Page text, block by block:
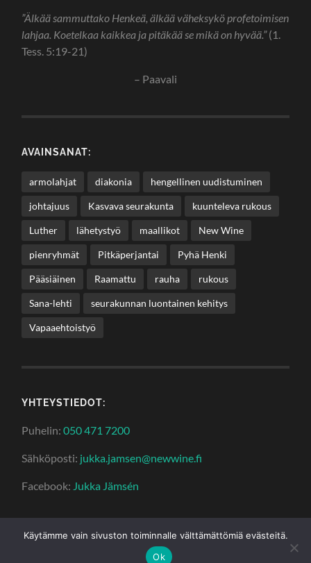
”Älkää sammuttako Henkeä, älkää väheksykö profetoimisen
lahjaa. Koetelkaa kaikkea ja pitäkää se mikä on hyvää.”(1.
Tess. 5:19-21)
– Paavali
AVAINSANAT:
armolahjat diakonia hengellinen uudistuminen
johtajuus Kasvava seurakunta kuunteleva rukous
Luther lähetystyö maallikot New Wine
pienryhmät Pitkäperjantai Pyhä Henki
Pääsiäinen Raamattu rauha rukous
Sana-lehti seurakunnan luontainen kehitys
Vapaaehtoistyö
YHTEYSTIEDOT:
Puhelin:050 471 7200
Sähköposti: jukka.jamsen@newwine.fi
Facebook: Jukka Jämsén
JUKKA JÄMSÉN
Käytämme vain sivuston toiminnalle välttämättömiä evästeitä.
Ok